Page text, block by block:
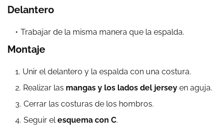
Delantero
Trabajar de la misma manera que la espalda.
Montaje
Unir el delantero y la espalda con una costura.
Realizar las mangas y los lados del jersey en aguja.
Cerrar las costuras de los hombros.
Seguir elesquema con C.